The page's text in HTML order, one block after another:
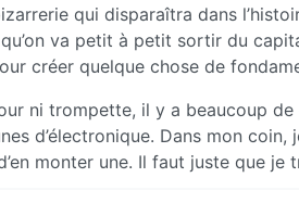
qui disparaîtra dans
va petit à petit sortir du
créer quelque chose de
ni trompette, il y a beaucoup
d’électronique. Dans mon
monter une. Il faut juste que